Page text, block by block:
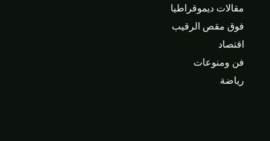
مقالات ديموقراطيا
فوق مقص الرقيب
اقتصاد
فن ومنوعات
رياضة